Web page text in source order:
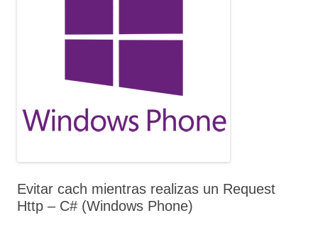
Evitar cach mientras realizas un Request
Http – C# (Windows Phone)